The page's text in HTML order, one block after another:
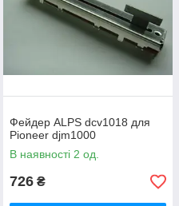
Фейдер ALPS dcv1018 для
Pioneer djm1000
В наявності 2 од.
726 ₴